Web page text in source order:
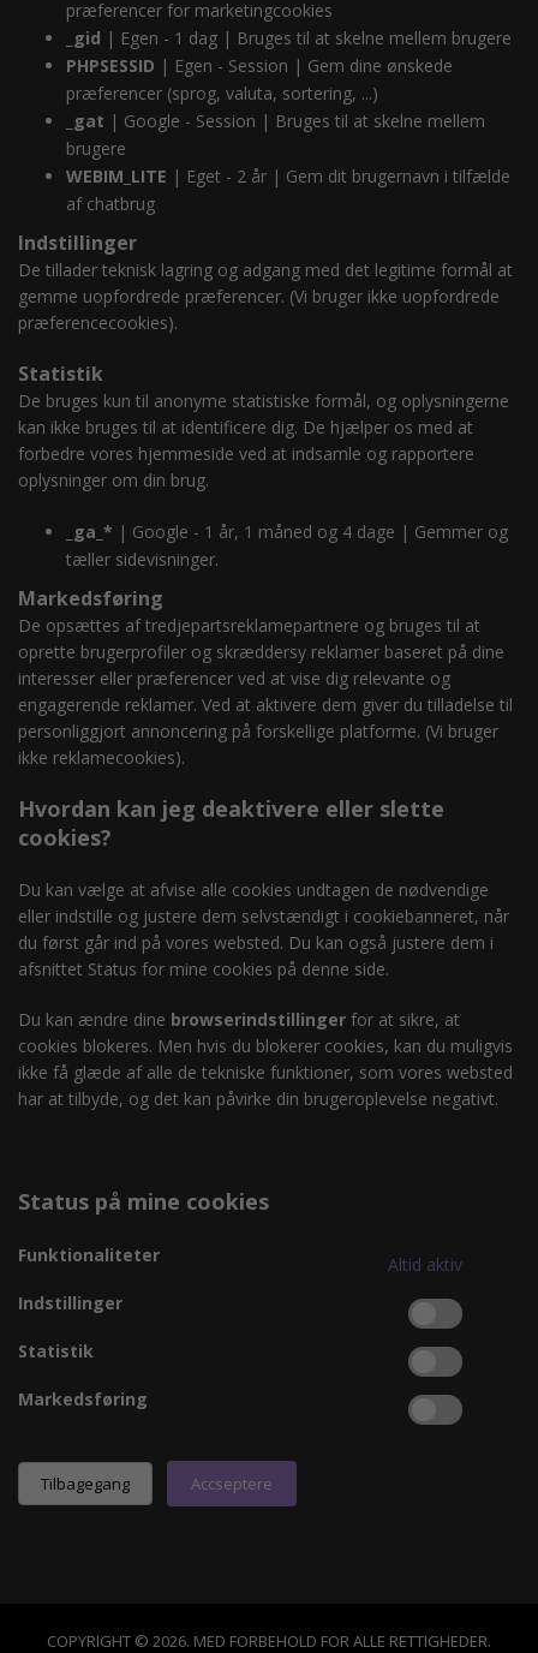
præferencer for marketingcookies
_gid | Egen - 1 dag | Bruges til at skelne mellem brugere
PHPSESSID | Egen - Session | Gem dine ønskede
præferencer (sprog, valuta, sortering, ...)
_gat | Google - Session | Bruges til at skelne mellem
brugere
WEBIM_LITE | Eget - 2 år | Gem dit brugernavn i tilfælde
af chatbrug
Indstillinger
De tillader teknisk lagring og adgang med det legitime formål at
gemme uopfordrede præferencer. (Vi bruger ikke uopfordrede
præferencecookies).
Statistik
De bruges kun til anonyme statistiske formål, og oplysningerne
kan ikke bruges til at identificere dig. De hjælper os med at
forbedre vores hjemmeside ved at indsamle og rapportere
oplysninger om din brug.
_ga_* | Google - 1 år, 1 måned og 4 dage | Gemmer og
tæller sidevisninger.
Markedsføring
De opsættes af tredjepartsreklamepartnere og bruges til at
oprette brugerprofiler og skræddersy reklamer baseret på dine
interesser eller præferencer ved at vise dig relevante og
engagerende reklamer. Ved at aktivere dem giver du tilladelse til
personliggjort annoncering på forskellige platforme. (Vi bruger
ikke reklamecookies).
Hvordan kan jeg deaktivere eller slette
cookies?
Du kan vælge at afvise alle cookies undtagen de nødvendige
eller indstille og justere dem selvstændigt i cookiebanneret, når
du først går ind på vores websted. Du kan også justere dem i
afsnittet Status for mine cookies på denne side.
Du kan ændre dine browserindstillinger for at sikre, at
cookies blokeres. Men hvis du blokerer cookies, kan du muligvis
ikke få glæde af alle de tekniske funktioner, som vores websted
har at tilbyde, og det kan påvirke din brugeroplevelse negativt.
Status på mine cookies
Funktionaliteter
Altid aktiv
Indstillinger
Statistik
Markedsføring
COPYRIGHT © 2026. MED FORBEHOLD FOR ALLE RETTIGHEDER.